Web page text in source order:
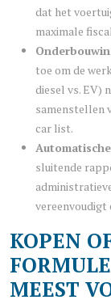
dat het
maximale
toe om de
diesel vs. EV)
samenstellen
car list.
sluitende
vereenvoudigt
KOPEN
MEEST